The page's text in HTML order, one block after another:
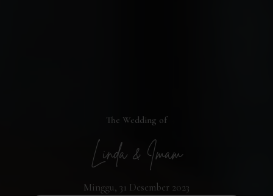
The Wedding of
Linda & Imam
Minggu, 31 Desember 2023